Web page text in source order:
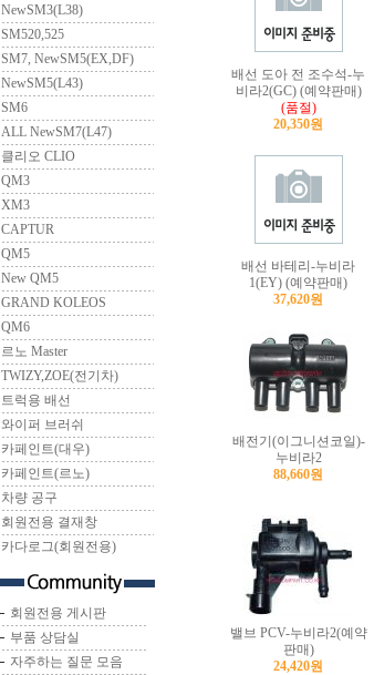
NewSM3(L38)
SM520,525
SM7, NewSM5(EX,DF)
NewSM5(L43)
SM6
ALL NewSM7(L47)
클리오 CLIO
QM3
XM3
CAPTUR
QM5
New QM5
GRAND KOLEOS
QM6
르노 Master
TWIZY,ZOE(전기차)
트럭용 배선
와이퍼 브러쉬
카페인트(대우)
카페인트(르노)
차량 공구
회원전용 결재창
카다로그(회원전용)
회원전용 게시판
부품 상담실
자주하는 질문 모음
배선 도아 전 조수석-누
비라2(GC) (예약판매)
(품절)
20,350원
배선 바테리-누비라
1(EY) (예약판매)
37,620원
배전기(이그니션코일)-
누비라2
88,660원
밸브 PCV-누비라2(예약
판매)
24,420원